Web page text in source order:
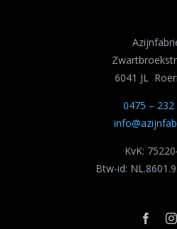
6041 JL
0475 – 232
KvK:
Btw-id: